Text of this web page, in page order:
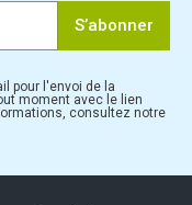
S’abonner
pour l'envoi de la
moment avec le lien
consultez notre